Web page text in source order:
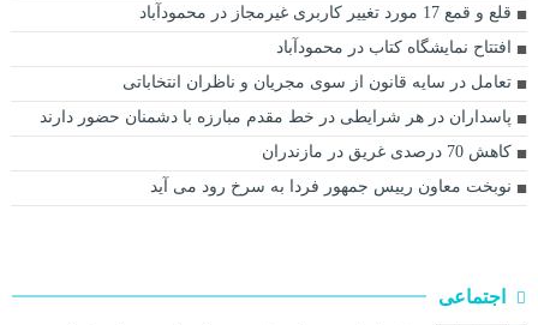
قلع و قمع 17 مورد تغییر کاربری غیرمجاز در محمودآباد
افتتاح نمایشگاه کتاب در محمودآباد
تعامل در سایه قانون از سوی مجریان و ناظران انتخاباتی
پاسداران در هر شرایطی در خط مقدم مبارزه با دشمنان حضور دارند
کاهش 70 درصدی غریق در مازندران
نوبخت معاون رییس جمهور فردا به سرخ رود می آید
اجتماعی